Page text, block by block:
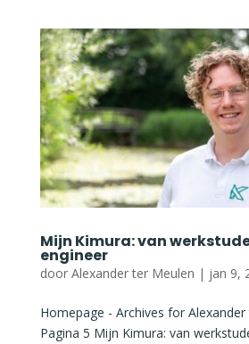
Mijn Kimura: van
engineer
door Alexander ter Meulen | jan 9,
Homepage - Archives for
Pagina 5 Mijn Kimura: van